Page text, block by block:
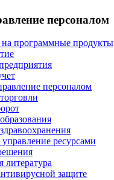
персоналом
программные продукты
персоналом
ресурсами
литература
защите